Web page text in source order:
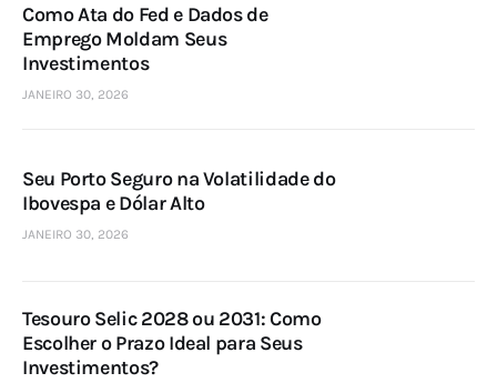
Como Ata do Fed e Dados de
Emprego Moldam Seus
Investimentos
JANEIRO 30, 2026
Seu Porto Seguro na Volatilidade do
Ibovespa e Dólar Alto
JANEIRO 30, 2026
Tesouro Selic 2028 ou 2031: Como
Escolher o Prazo Ideal para Seus
Investimentos?